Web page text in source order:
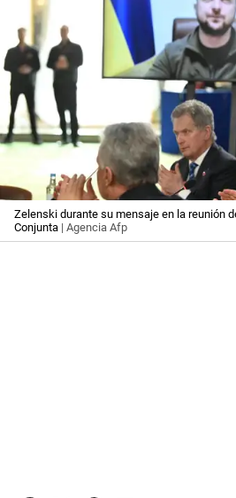
Zelenski durante su mensaje en la reunión
Conjunta | Agencia Afp